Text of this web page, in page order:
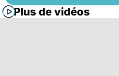
Plus de vidéos